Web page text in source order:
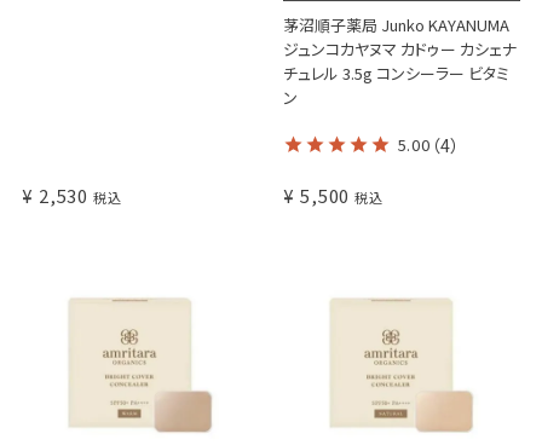
¥ 2,530 税込
茅沼順子薬局 Junko KAYANUMA
ジュンコカヤヌマ カドゥー カシェナ
チュレル 3.5g コンシーラー ビタミ
ン
5.00 （4）
¥ 5,500 税込